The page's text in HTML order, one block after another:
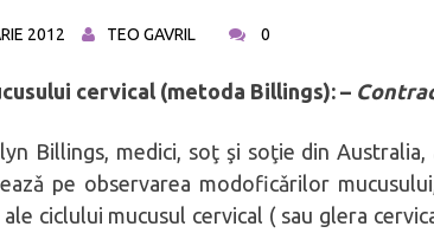
Bărbatul ca tată
Bărbatul să-și iubească nevasta
2012 TEO GAVRIL 0
cervical (metoda Billings): –
Billings, medici, soţ şi soţie din
pe observarea modoficǎrilor
ciclului mucusul cervical ( sau glera